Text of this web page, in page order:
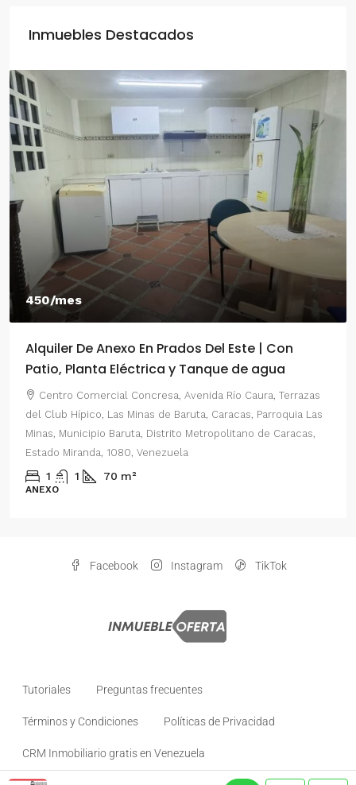
Inmuebles Destacados
550/mes
Alquiler De Anexo En Prados Del Este Caracas |
2 Habitaciones
Centro Comercial Concresa, Avenida Principal de Prados
del Este, Prados del Este, Sector: Prado del Este, Caracas,
Parroquia Nuestra Señora del Rosario, Municipio Baruta,
Distrito Metropolitano de Caracas, Estado Miranda, 1080,
Venezuela
2
CRM Inmobiliario gratis en Venezuela